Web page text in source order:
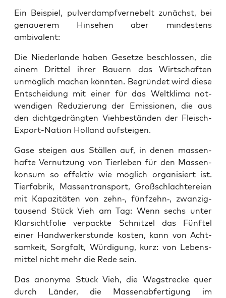
Ein Bei­spiel, pul­ver­dampf­ver­ne­belt zunächst, bei
genaue­rem Hin­se­hen aber min­des­tens
ambivalent:
Die Nie­der­lan­de haben Geset­ze beschlos­sen, die
einem Drit­tel ihrer Bau­ern das Wirt­schaf­ten
unmög­lich machen könn­ten. Begrün­det wird die­se
Ent­schei­dung mit einer für das Welt­kli­ma not­
wen­di­gen Redu­zie­rung der Emis­sio­nen, die aus
den dicht­ge­dräng­ten Vieh­be­stän­den der Fleisch-
Export-Nati­on Hol­land aufsteigen.
Gase stei­gen aus Stäl­len auf, in denen mas­sen­
haf­te Ver­nut­zung von Tier­le­ben für den Mas­sen­
kon­sum so effek­tiv wie mög­lich orga­ni­siert ist.
Tier­fa­brik, Mas­sen­trans­port, Groß­schlach­te­rei­en
mit Kapa­zi­tä­ten von zehn‑, fünfzehn‑, zwan­zig­
tau­send Stück Vieh am Tag: Wenn sechs unter
Klar­sicht­fo­lie ver­pack­te Schnit­zel das Fünf­tel
einer Hand­wer­ker­stun­de kos­ten, kann von Acht­
sam­keit, Sorg­falt, Wür­di­gung, kurz: von Lebens­
mit­tel nicht mehr die Rede sein.
Das anony­me Stück Vieh, die Weg­stre­cke quer
durch Län­der, die Mas­sen­ab­fer­ti­gung im